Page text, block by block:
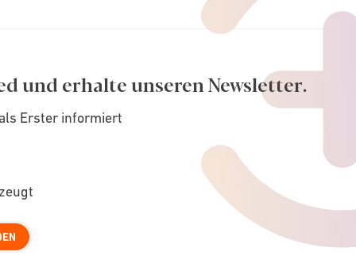
und erhalte unseren Newsletter.
Erster informiert